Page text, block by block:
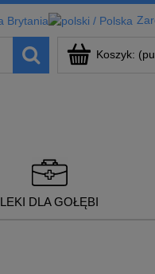
Koszyk:
LEKI DLA GOŁĘBI